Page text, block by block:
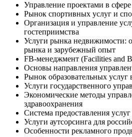
Управление проектами в сфере
Рынок спортивных услуг и
Организация и управление
гостеприимства
Услуги рынка недвижимости:
рынка и зарубежный опыт
FB-менеджмент (Facilities and
Основы направления
Рынок образовательных услуг
Услуги государственного
Экономические методы
здравоохранения
Система предоставления услуг
Услуги аутсорсинга для
Особенности рекламного